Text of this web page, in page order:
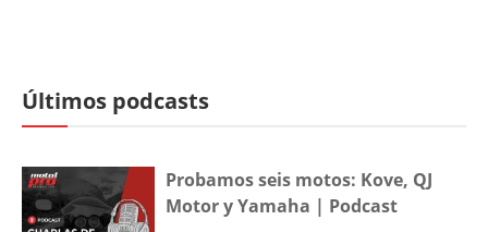
Últimos podcasts
Probamos seis motos: Kove, QJ
Motor y Yamaha | Podcast